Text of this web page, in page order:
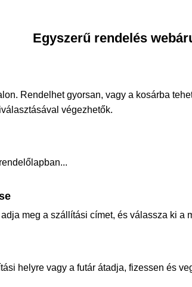
Egyszerű rendelés
Rendelhet gyorsan, vagy a kosárba
végezhetők.
meg a szállítási címet, és válassza ki a
helyre vagy a futár átadja, fizessen és